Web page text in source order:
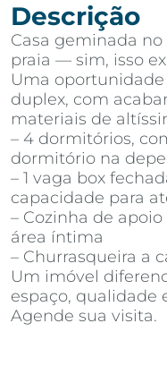
Descrição
Casa geminada
praia — sim, isso
Uma oportunidade
duplex, com
materiais de
– 4 dormitórios,
dormitório na
– 1 vaga box
capacidade para
– Cozinha de
área íntima
– Churrasqueira a
Um imóvel
espaço, qualidade
Agende sua visita.